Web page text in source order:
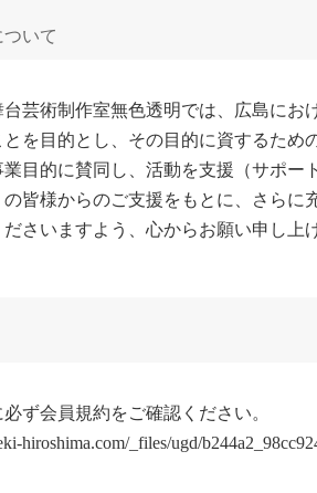
いて
芸術制作室無色透明では、広島にお
とを目的とし、その目的に資するため
目的に賛同し、活動を支援（サポー
皆様からのご支援をもとに、さらに
さいますよう、心からお願い申し上
必ず会員規約をご確認ください。
hiroshima.com/_files/ugd/